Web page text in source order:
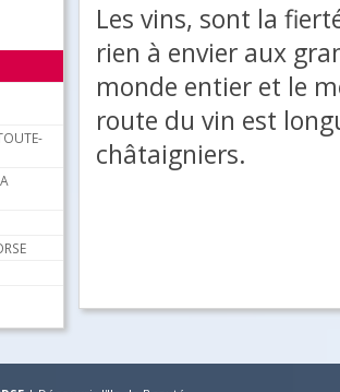
Les vins, sont la
rien à envier aux
monde entier et le
route du vin est
châtaigniers.